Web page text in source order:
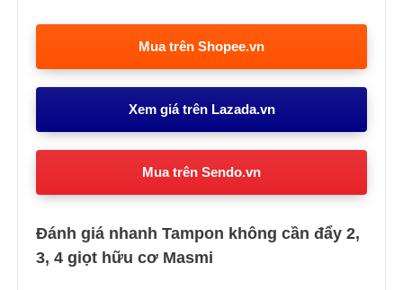
Mua trên Shopee.vn
Xem giá trên Lazada.vn
Mua trên Sendo.vn
Đánh giá nhanh Tampon không cần đẩy 2,
3, 4 giọt hữu cơ Masmi